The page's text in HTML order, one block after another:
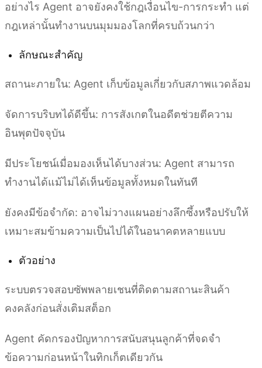
อย่างไร Agent อาจยังคงใช้กฎเงื่อนไข-การกระทำ แต่
กฎเหล่านั้นทำงานบนมุมมองโลกที่ครบถ้วนกว่า
ลักษณะสำคัญ
สถานะภายใน: Agent เก็บข้อมูลเกี่ยวกับสภาพแวดล้อม
จัดการบริบทได้ดีขึ้น: การสังเกตในอดีตช่วยตีความ
อินพุตปัจจุบัน
มีประโยชน์เมื่อมองเห็นได้บางส่วน: Agent สามารถ
ทำงานได้แม้ไม่ได้เห็นข้อมูลทั้งหมดในทันที
ยังคงมีข้อจำกัด: อาจไม่วางแผนอย่างลึกซึ้งหรือปรับให้
เหมาะสมข้ามความเป็นไปได้ในอนาคตหลายแบบ
ตัวอย่าง
ระบบตรวจสอบซัพพลายเชนที่ติดตามสถานะสินค้า
คงคลังก่อนสั่งเติมสต็อก
Agent คัดกรองปัญหาการสนับสนุนลูกค้าที่จดจำ
ข้อความก่อนหน้าในทิกเก็ตเดียวกัน